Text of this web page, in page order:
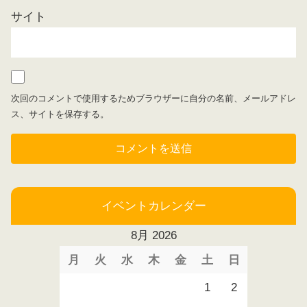
サイト
次回のコメントで使用するためブラウザーに自分の名前、メールアドレ
ス、サイトを保存する。
イベントカレンダー
8月 2026
月
火 水 木 金 土 日
1 2